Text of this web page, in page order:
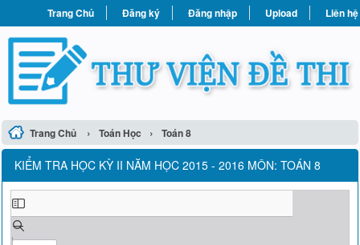
Trang Chủ Đăng ký Đăng nhập Upload Liên hệ
Trang Chủ › Toán Học › Toán 8
KIỂM TRA HỌC KỲ II NĂM HỌC 2015 - 2016 MÔN: TOÁN 8